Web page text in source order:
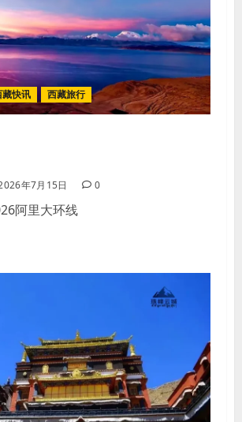
藏快讯 西藏旅行
年7月15日 0
阿里大环线